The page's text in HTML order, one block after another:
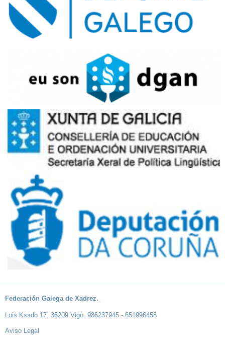
Federación Galega de Xadrez.
Luis Ksado 17, 36209 Vigo. 986237945 - 651996458
Aviso Legal